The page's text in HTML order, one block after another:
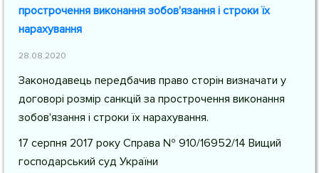
прострочення виконання зобов'язання і строки їх
нарахування
28.08.2020
Законодавець передбачив право сторін визначати у
договорі розмір санкцій за прострочення виконання
зобов'язання і строки їх нарахування.
17 серпня 2017 року Справа № 910/16952/14 Вищий
господарський суд України